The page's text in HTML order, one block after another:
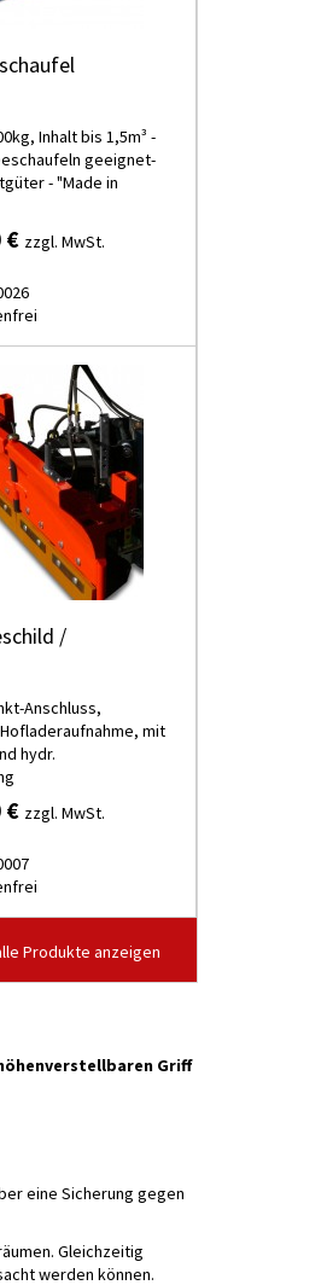
Inhalt bis 1,5m³ -
geeignet-
- "Made in
€ zzgl. MwSt.
/
Anschluss,
mit
hydr.
€ zzgl. MwSt.
Produkte anzeigen
Griff
eine Sicherung gegen
Gleichzeitig
werden können.